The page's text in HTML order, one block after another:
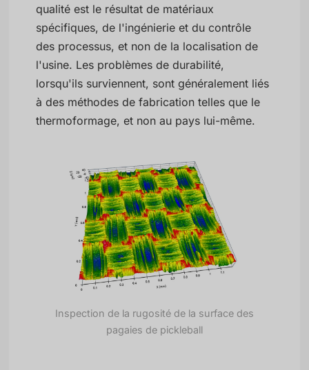
qualité est le résultat de matériaux
spécifiques, de l'ingénierie et du contrôle
des processus, et non de la localisation de
l'usine. Les problèmes de durabilité,
lorsqu'ils surviennent, sont généralement liés
à des méthodes de fabrication telles que le
thermoformage, et non au pays lui-même.
Inspection de la rugosité de la surface des
pagaies de pickleball